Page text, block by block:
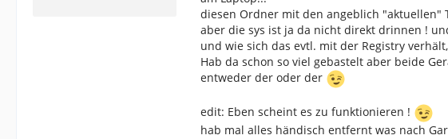
diesen Ordner mit den angeblich
aber die sys ist ja da nicht direkt drinnen !
und wie sich das evtl. mit der Registry
Hab da schon so viel gebastelt aber beide
entweder der oder der
edit: Eben scheint es zu funktionieren !
hab mal alles händisch entfernt was nach